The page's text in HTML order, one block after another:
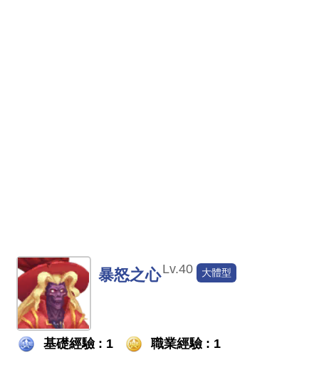
暴怒之心Lv.40 大體型
基礎經驗 : 1 職業經驗 : 1